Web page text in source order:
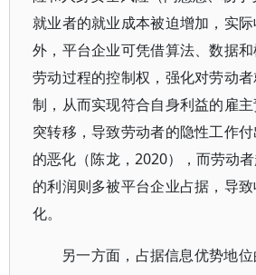
就业者的就业成本被迫增加，实
外，平台企业可凭借算法、数据
劳动过程的控制权，强化对劳动
制，从而实现符合自身利益的雇
突转移，导致劳动者的隐性工作
的恶化（陈龙，2020），而劳动
的利润则多被平台企业占据，导
化。
另一方面，占据信息优势地